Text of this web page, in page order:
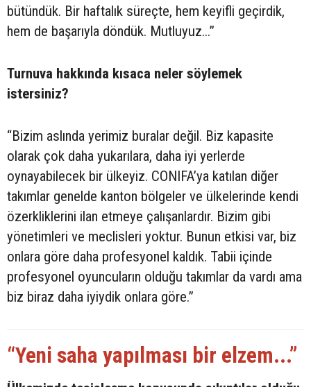
bütündük. Bir haftalık süreçte, hem keyifli geçirdik,
hem de başarıyla döndük. Mutluyuz...”
Turnuva hakkında kısaca neler söylemek
istersiniz?
“Bizim aslında yerimiz buralar değil. Biz kapasite
olarak çok daha yukarılara, daha iyi yerlerde
oynayabilecek bir ülkeyiz. CONIFA’ya katılan diğer
takımlar genelde kanton bölgeler ve ülkelerinde kendi
özerkliklerini ilan etmeye çalışanlardır. Bizim gibi
yönetimleri ve meclisleri yoktur. Bunun etkisi var, biz
onlara göre daha profesyonel kaldık. Tabii içinde
profesyonel oyuncuların olduğu takımlar da vardı ama
biz biraz daha iyiydik onlara göre.”
“Yeni saha yapılması bir elzem...”